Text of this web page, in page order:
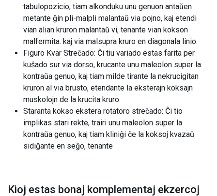
tabulopozicio, tiam alkonduku unu genuon antaŭen
metante ĝin pli-malpli malantaŭ via pojno, kaj etendi
vian alian kruron malantaŭ vi, tenante vian kokson
malfermita. kaj via malsupra kruro en diagonala linio.
Figuro Kvar Streĉado: Ĉi tiu variado estas farita per
kuŝado sur via dorso, krucante unu maleolon super la
kontraŭa genuo, kaj tiam milde tirante la nekrucigitan
kruron al via brusto, etendante la eksterajn koksajn
muskolojn de la krucita kruro.
Staranta kokso ekstera rotatoro streĉado: Ĉi tio
implikas stari rekte, trairi unu maleolon super la
kontraŭa genuo, kaj tiam kliniĝi ĉe la koksoj kvazaŭ
sidiĝante en seĝo, tenante
Kioj estas bonaj komplementaj ekzercoj